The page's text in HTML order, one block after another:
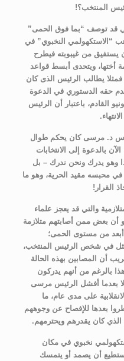
المنتخب؟!
قد توصف “بما فوق الحمى”
“الاستكهولمي النخبوي” في
يستفيق من غيبوبته فيطرح
أختها، ويتحدى أبسط قواعد
فمثلا يطالب الرئيس الذى كان
حقه الدستوري في الدعوة
القادم، باعتبار أن الرئيس
د. مرسى كان يحكم طوال
بالدعوة إلى الانتخابات
2012. يطرح هذا وهو يدرك ونحن ندرك – بل
محبسه مقيد الحرية، وهو ما
القرار!
والتي قد يعجز علماء
بعض ممن أصابتهم متلازمة
أبعد من مستوى الحمى؛
في شخص الرئيس المنتخب،
أن المصابين بهذه الحالة
بالرغم من أنهم يدركون
إلا بعدما أفشل الرئيس مرسى
على مدى عام، ما
بعدها للإفصاح عن وجوههم
الذي كان يقدرهم ويحترمهم.
نخبوي في مكان
أن يصمد أو يتمسك